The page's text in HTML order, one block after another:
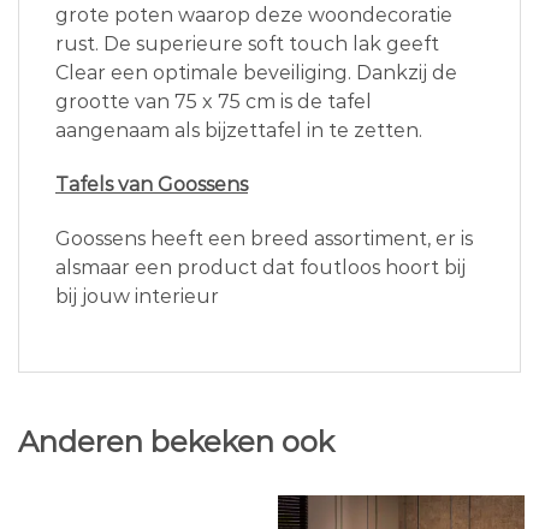
grote poten waarop deze woondecoratie
rust. De superieure soft touch lak geeft
Clear een optimale beveiliging. Dankzij de
grootte van 75 x 75 cm is de tafel
aangenaam als bijzettafel in te zetten.
Tafels van Goossens
Goossens heeft een breed assortiment, er is
alsmaar een product dat foutloos hoort bij
bij jouw interieur
Anderen bekeken ook